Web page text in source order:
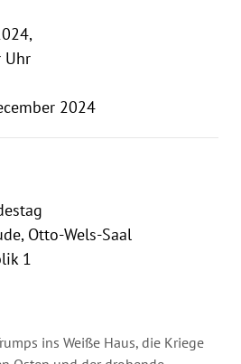
Uhr
2024
Otto-Wels-Saal
1
ins Weiße Haus, die Kriege